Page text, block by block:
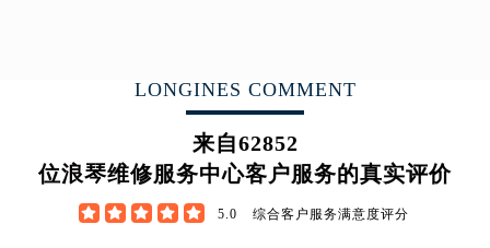
福建省莆田市城厢区霞林街道荔华东大道浪琴售后服务中心（需提前预约）
LONGINES COMMENT
来自62852
位浪琴维修服务中心客户服务的真实评价
     5.0 综合客户服务满意度评分